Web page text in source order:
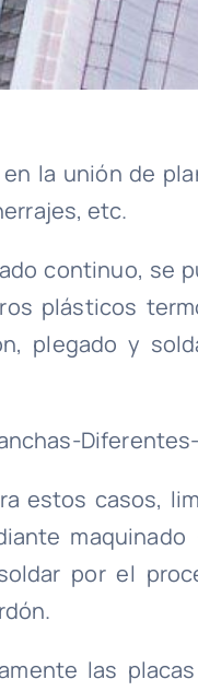
la unión de
etc.
continuo, se
plásticos
plegado y
estos casos,
por el
las